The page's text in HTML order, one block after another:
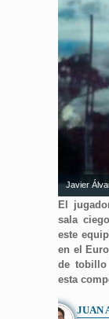
Javier
El
sala
este
en el
de tobillo
esta
JUAN